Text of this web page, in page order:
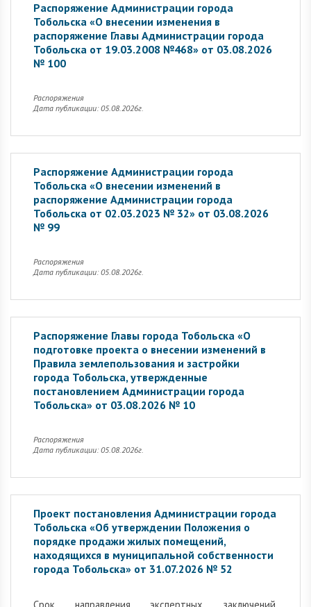
Распоряжение Администрации города
Тобольска «О внесении изменения в
распоряжение Главы Администрации города
Тобольска от 19.03.2008 №468» от 03.08.2026
№ 100
Распоряжения
Дата публикации: 05.08.2026г.
Распоряжение Администрации города
Тобольска «О внесении изменений в
распоряжение Администрации города
Тобольска от 02.03.2023 № 32» от 03.08.2026
№ 99
Распоряжения
Дата публикации: 05.08.2026г.
Распоряжение Главы города Тобольска «О
подготовке проекта о внесении изменений в
Правила землепользования и застройки
города Тобольска, утвержденные
постановлением Администрации города
Тобольска» от 03.08.2026 № 10
Распоряжения
Дата публикации: 05.08.2026г.
Проект постановления Администрации города
Тобольска «Об утверждении Положения о
порядке продажи жилых помещений,
находящихся в муниципальной собственности
города Тобольска» от 31.07.2026 № 52